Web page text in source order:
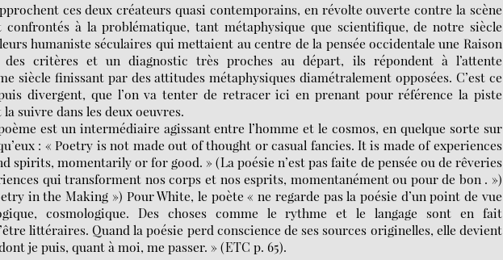
ces deux créateurs quasi contemporains, en révolte ouverte contre la scène
à la problématique, tant métaphysique que scientifique, de notre siècle
humaniste séculaires qui mettaient au centre de la pensée occidentale une Raison
des critères et un diagnostic très proches au départ, ils répondent à l’attente
siècle finissant par des attitudes métaphysiques diamétralement opposées. C’est ce
divergent, que l’on va tenter de retracer ici en prenant pour référence la piste
suivre dans les deux oeuvres.
est un intermédiaire agissant entre l’homme et le cosmos, en quelque sorte sur
: « Poetry is not made out of thought or casual fancies. It is made of experiences
spirits, momentarily or for good. » (La poésie n’est pas faite de pensée ou de rêveries
qui transforment nos corps et nos esprits, momentanément ou pour de bon . »)
in the Making ») Pour White, le poète « ne regarde pas la poésie d’un point de vue
cosmologique. Des choses comme le rythme et le langage sont en fait
littéraires. Quand la poésie perd conscience de ses sources originelles, elle devient
je puis, quant à moi, me passer. » (ETC p. 65).